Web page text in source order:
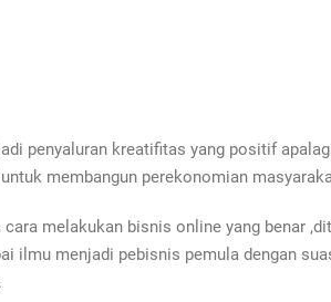
penyaluran kreatifitas yang positif
membangun perekonomian
melakukan bisnis online yang benar
ilmu menjadi pebisnis pemula dengan